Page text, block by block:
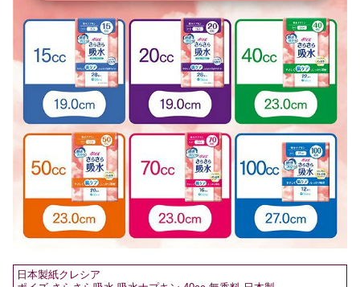
日本製紙クレシア